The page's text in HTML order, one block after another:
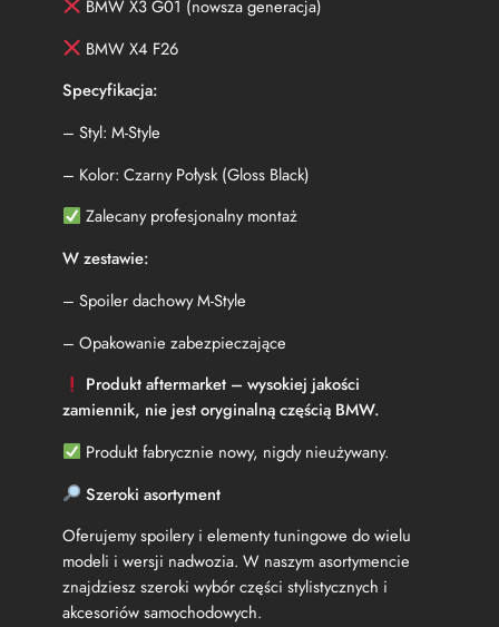
0
2
1
)
-
S
t
y
e
z
n
P
ł
s
k
S
p
BMW X3 G01 (nowsza generacja)
BMW X4 F26
Specyfikacja:
– Styl: M-Style
– Kolor: Czarny Połysk (Gloss Black)
Zalecany profesjonalny montaż
W zestawie:
– Spoiler dachowy M-Style
– Opakowanie zabezpieczające
Produkt aftermarket – wysokiej jakości
zamiennik, nie jest oryginalną częścią BMW.
Produkt fabrycznie nowy, nigdy nieużywany.
Szeroki asortyment
Oferujemy spoilery i elementy tuningowe do wielu
modeli i wersji nadwozia. W naszym asortymencie
znajdziesz szeroki wybór części stylistycznych i
akcesoriów samochodowych.